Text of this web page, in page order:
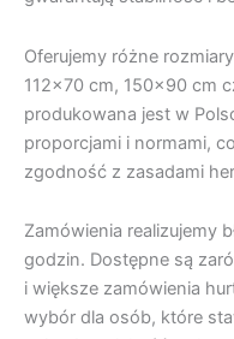
Oferujemy różne
112×70 cm, 150×90 cm
produkowana jest w
proporcjami i normami,
zgodność z zasadami
Zamówienia realizujemy
godzin. Dostępne są
i większe zamówienia
wybór dla osób, które